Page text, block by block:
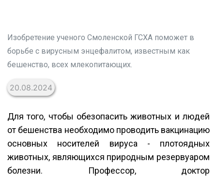
Изобретение ученого Смоленской ГСХА поможет в
борьбе с вирусным энцефалитом, известным как
бешенство, всех млекопитающих.
20.08.2024
Для того, чтобы обезопасить животных и людей
от бешенства необходимо проводить вакцинацию
основных носителей вируса - плотоядных
животных, являющихся природным резервуаром
болезни. Профессор, доктор